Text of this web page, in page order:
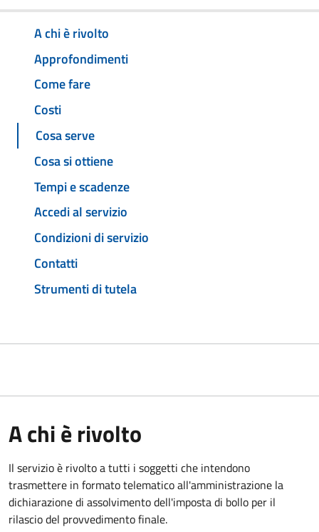
A chi è rivolto
Approfondimenti
Come fare
Costi
Cosa serve
Cosa si ottiene
Tempi e scadenze
Accedi al servizio
Condizioni di servizio
Contatti
Strumenti di tutela
A chi è rivolto
Il servizio è rivolto a tutti i soggetti che intendono
trasmettere in formato telematico all'amministrazione la
dichiarazione di assolvimento dell'imposta di bollo per il
rilascio del provvedimento finale.